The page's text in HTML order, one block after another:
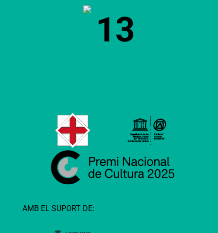
13
AMB EL SUPORT DE: